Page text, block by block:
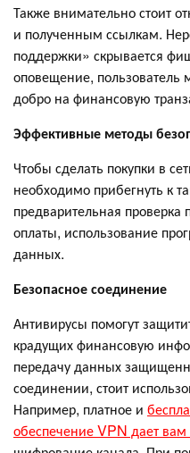
Также внимательно стоит
и полученным ссылкам.
поддержки» скрывается
оповещение, пользователь
добро на финансовую
Эффективные методы
Чтобы сделать покупки в
необходимо прибегнуть к
предварительная
оплаты, использование
данных.
Безопасное соединение
Антивирусы помогут
крадущих финансовую
передачу данных
соединении, стоит
Например, платное и
обеспечение VPN дает